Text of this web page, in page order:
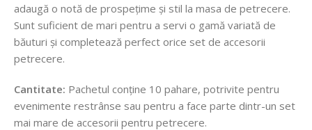
adaugă o notă de prospețime și stil la masa de petrecere.
Sunt suficient de mari pentru a servi o gamă variată de
băuturi și completează perfect orice set de accesorii
petrecere.
Cantitate: Pachetul conține 10 pahare, potrivite pentru
evenimente restrânse sau pentru a face parte dintr-un set
mai mare de accesorii pentru petrecere.